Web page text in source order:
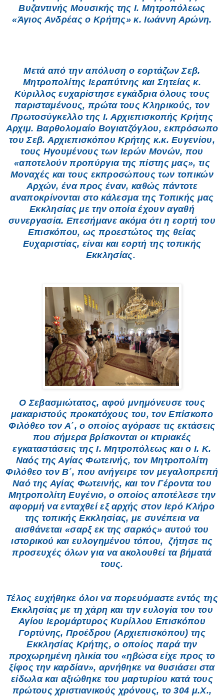
Βυζαντινής Μουσικής της Ι. Μητροπόλεως
«Άγιος Ανδρέας ο Κρήτης» κ. Ιωάννη Αρώνη.
Μετά από την απόλυση ο εορτάζων Σεβ.
Μητροπολίτης Ιεραπύτνης και Σητείας κ.
Κύριλλος ευχαρίστησε εγκάδρια όλους τους
παρισταμένους, πρώτα τους Κληρικούς, τον
Πρωτοσύγκελλο της Ι. Αρχιεπισκοπής Κρήτης
Αρχιμ. Βαρθολομαίο Βογιατζόγλου, εκπρόσωπο
του Σεβ. Αρχιεπισκόπου Κρήτης κ.κ. Ευγενίου,
τους Ηγουμένους των Ιερών Μονών, που
«αποτελούν προπύργια της πίστης μας», τις
Μοναχές και τους εκπροσώπους των τοπικών
Αρχών, ένα προς έναν, καθώς πάντοτε
αναποκρίνονται στο κάλεσμα της Τοπικής μας
Εκκλησίας με την οποία έχουν αγαθή
συνεργασία. Επεσήμανε ακόμα ότι η εορτή του
Επισκόπου, ως προεστώτος της θείας
Ευχαριστίας, είναι και εορτή της τοπικής
Εκκλησίας.
Ο Σεβασμιώτατος, αφού μνημόνευσε τους
μακαριστούς προκατόχους του, τον Επίσκοπο
Φιλόθεο τον Α΄, ο οποίος αγόρασε τις εκτάσεις
που σήμερα βρίσκονται οι κτιριακές
εγκαταστάσεις της Ι. Μητροπόλεως και ο Ι. Κ.
Ναός της Αγίας Φωτεινής, τον Μητροπολίτη
Φιλόθεο τον Β΄, που ανήγειρε τον μεγαλοπρεπή
Ναό της Αγίας Φωτεινής, και τον Γέροντα του
Μητροπολίτη Ευγένιο, ο οποίος αποτέλεσε την
αφορμή να ενταχθεί εξ αρχής στον Ιερό Κλήρο
της τοπικής Εκκλησίας, με συνέπεια να
αισθάνεται «σαρξ εκ της σαρκός» αυτού του
ιστορικού και ευλογημένου τόπου, ζήτησε τις
προσευχές όλων για να ακολουθεί τα βήματά
τους.
Τέλος ευχήθηκε όλοι να πορευόμαστε εντός της
Εκκλησίας με τη χάρη και την ευλογία του του
Αγίου Ιερομάρτυρος Κυρίλλου Επισκόπου
Γορτύνης, Προέδρου (Αρχιεπισκόπου) της
Εκκλησίας Κρήτης, ο οποίος παρά την
προχωρημένη ηλικία του «ηβώσα είχε προς το
ξίφος την καρδίαν», αρνήθηκε να θυσιάσει στα
είδωλα και αξιώθηκε του μαρτυρίου κατά τους
πρώτους χριστιανικούς χρόνους, το 304 μ.Χ.,